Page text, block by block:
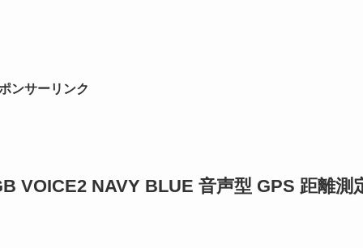
ンサーリンク
VOICE2 NAVY BLUE 音声型 GPS 距離測